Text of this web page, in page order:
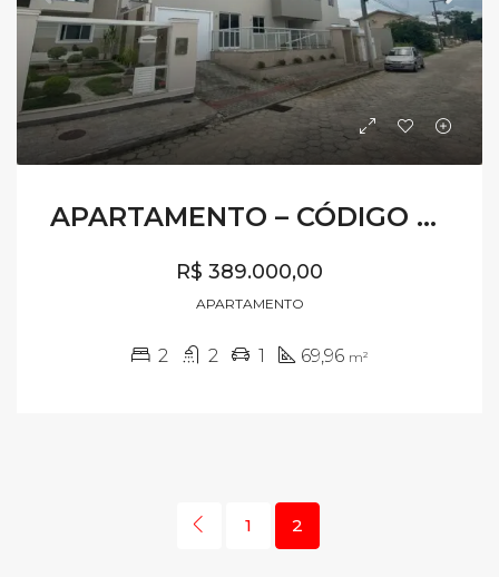
APARTAMENTO – CÓDIGO AV491
R$ 389.000,00
APARTAMENTO
2 2 1 69,96 m²
1 2